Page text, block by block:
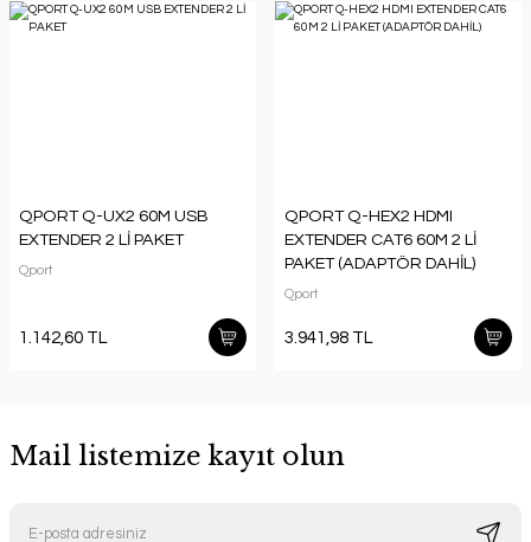
QPORT Q-UX2 60M USB
EXTENDER 2 Lİ PAKET
Qport
1.142,60 TL
QPORT Q-HEX2 HDMI
EXTENDER CAT6 60M 2 Lİ
PAKET (ADAPTÖR DAHİL)
Qport
3.941,98 TL
Mail listemize kayıt olun